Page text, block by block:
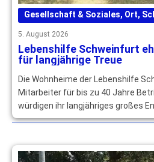
Gesellschaft & Soziales, Ort,
5. August 2026
Lebenshilfe Schweinfurt
für langjährige Treue
Die Wohnheime der Lebenshilfe
Mitarbeiter für bis zu 40 Jahre
würdigen ihr langjähriges großes